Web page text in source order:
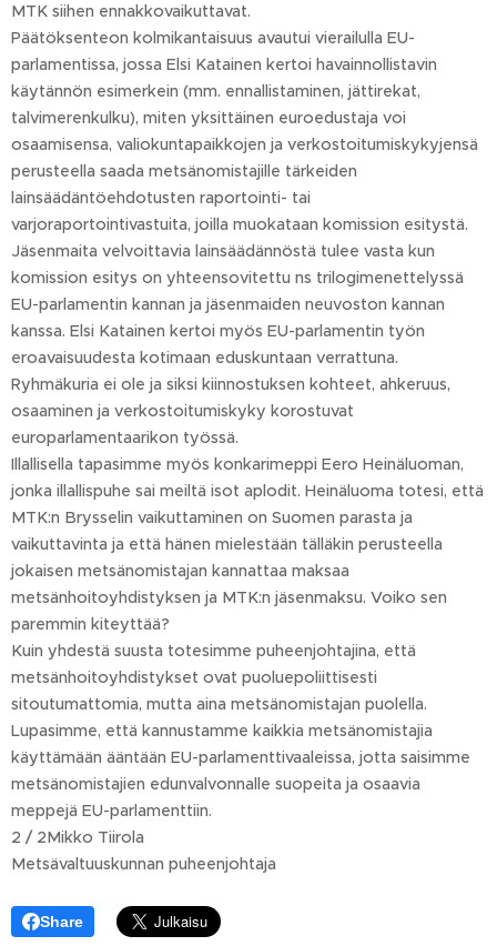
MTK siihen ennakkovaikuttavat.
Päätöksenteon kolmikantaisuus avautui vierailulla EU-
parlamentissa, jossa Elsi Katainen kertoi havainnollistavin
käytännön esimerkein (mm. ennallistaminen, jättirekat,
talvimerenkulku), miten yksittäinen euroedustaja voi
osaamisensa, valiokuntapaikkojen ja verkostoitumiskykyjensä
perusteella saada metsänomistajille tärkeiden
lainsäädäntöehdotusten raportointi- tai
varjoraportointivastuita, joilla muokataan komission esitystä.
Jäsenmaita velvoittavia lainsäädännöstä tulee vasta kun
komission esitys on yhteensovitettu ns trilogimenettelyssä
EU-parlamentin kannan ja jäsenmaiden neuvoston kannan
kanssa. Elsi Katainen kertoi myös EU-parlamentin työn
eroavaisuudesta kotimaan eduskuntaan verrattuna.
Ryhmäkuria ei ole ja siksi kiinnostuksen kohteet, ahkeruus,
osaaminen ja verkostoitumiskyky korostuvat
europarlamentaarikon työssä.
Illallisella tapasimme myös konkarimeppi Eero Heinäluoman,
jonka illallispuhe sai meiltä isot aplodit. Heinäluoma totesi, että
MTK:n Brysselin vaikuttaminen on Suomen parasta ja
vaikuttavinta ja että hänen mielestään tälläkin perusteella
jokaisen metsänomistajan kannattaa maksaa
metsänhoitoyhdistyksen ja MTK:n jäsenmaksu. Voiko sen
paremmin kiteyttää?
Kuin yhdestä suusta totesimme puheenjohtajina, että
metsänhoitoyhdistykset ovat puoluepoliittisesti
sitoutumattomia, mutta aina metsänomistajan puolella.
Lupasimme, että kannustamme kaikkia metsänomistajia
käyttämään ääntään EU-parlamenttivaaleissa, jotta saisimme
metsänomistajien edunvalvonnalle suopeita ja osaavia
meppejä EU-parlamenttiin.
2 / 2Mikko Tiirola
Metsävaltuuskunnan puheenjohtaja
Share